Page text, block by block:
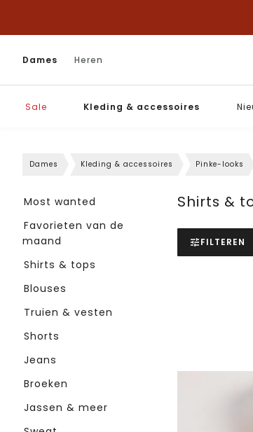
Dames Heren
Sale Kleding & accessoires
Dames Kleding & accessoires Pinke-looks
Most wanted
Favorieten van de
maand
Shirts & tops
Blouses
Truien & vesten
Shorts
Jeans
Broeken
Jassen & meer
Shirts &
FILTEREN